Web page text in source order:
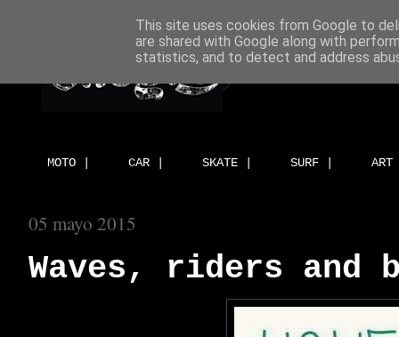
MOTO | CAR | SKATE | SURF |
05 mayo 2015
Waves, riders and
This site uses cookies from Google to
are shared with Google along with
statistics, and to detect and address